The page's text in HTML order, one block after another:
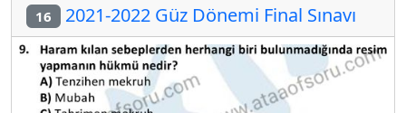
16 2021-2022 Güz Dönemi Final Sınavı